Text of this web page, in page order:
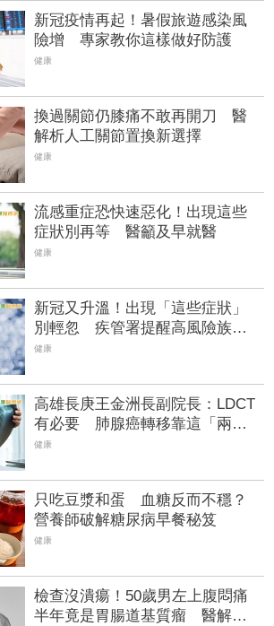
新冠疫情再起！暑假旅遊感染風
險增 專家教你這樣做好防護
健康
換過關節仍膝痛不敢再開刀 醫
解析人工關節置換新選擇
健康
流感重症恐快速惡化！出現這些
症狀別再等 醫籲及早就醫
健康
新冠又升溫！出現「這些症狀」
別輕忽 疾管署提醒高風險族快
接種
健康
高雄長庚王金洲長副院長：LDCT
有必要 肺腺癌轉移靠這「兩種
抑制劑」
健康
只吃豆漿和蛋 血糖反而不穩？
營養師破解糖尿病早餐秘笈
健康
檢查沒潰瘍！50歲男左上腹悶痛
半年竟是胃腸道基質瘤 醫解治